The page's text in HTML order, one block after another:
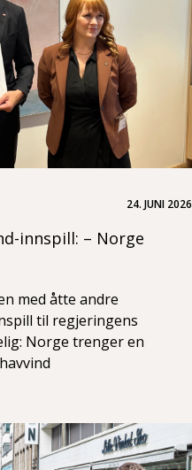
24. JUNI 2026
innspill: – Norge
med åtte andre
til regjeringens
Norge trenger en